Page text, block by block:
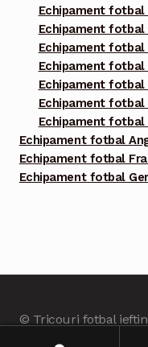
Echipament fotbal
Echipament fotbal
Echipament fotbal
Echipament fotbal
Echipament fotbal
Echipament
Echipament fotbal
Echipament fotbal
Echipament fotbal
Echipament fotbal
© Tricouri fotbal